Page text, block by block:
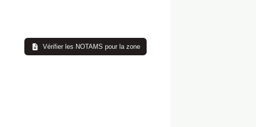
Vérifier les NOTAMS pour la zone